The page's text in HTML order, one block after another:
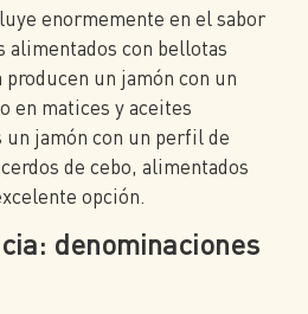
enormemente en el sabor
alimentados con bellotas
un jamón con un
en matices y aceites
un jamón con un perfil de
de cebo, alimentados
opción.
denominaciones